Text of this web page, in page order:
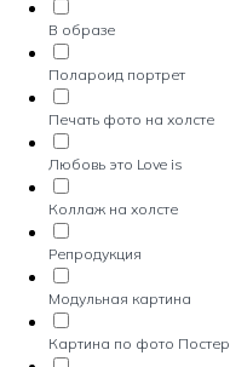
В образе
Полароид портрет
Печать фото на холсте
Любовь это Love is
Коллаж на холсте
Репродукция
Модульная картина
Картина по фото Постер